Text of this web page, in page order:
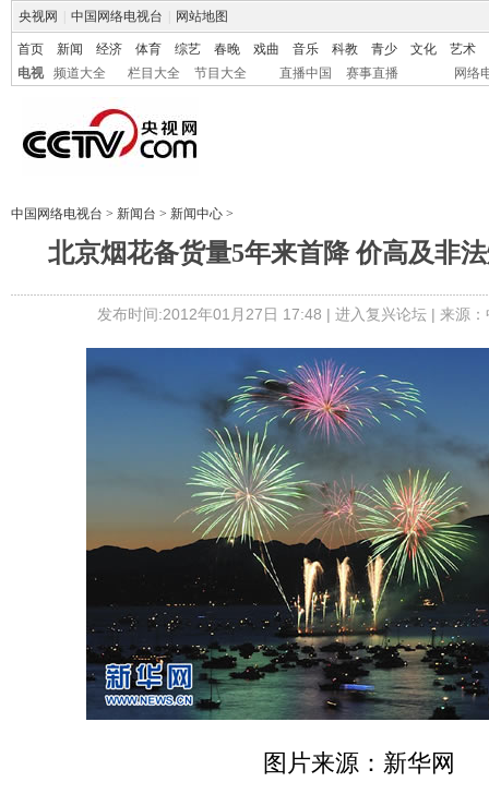
央视网 中国网络电视台 网站地图
首页 新闻 经济 体育 综艺 春晚 戏曲 音乐 科教 青少 文化
艺术
电视
频道大全 栏目大全 节目大全 直播中国 赛事直播 网络
中国网络电视台 > 新闻台 > 新闻中心 >
北京烟花备货量5年来首降 价高及非
发布时间:2012年01月27日 17:48 | 进入复兴论坛| 来源
图片来源：新华网